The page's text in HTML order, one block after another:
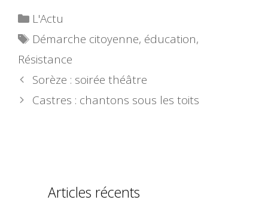
Catégories
L'Actu
Étiquettes
Démarche citoyenne, éducation,
Résistance
Sorèze : soirée théâtre
Castres : chantons sous les toits
Articles récents